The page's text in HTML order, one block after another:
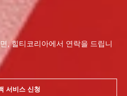
, 힐티코리아에서 연락을 드립니
서비스 신청